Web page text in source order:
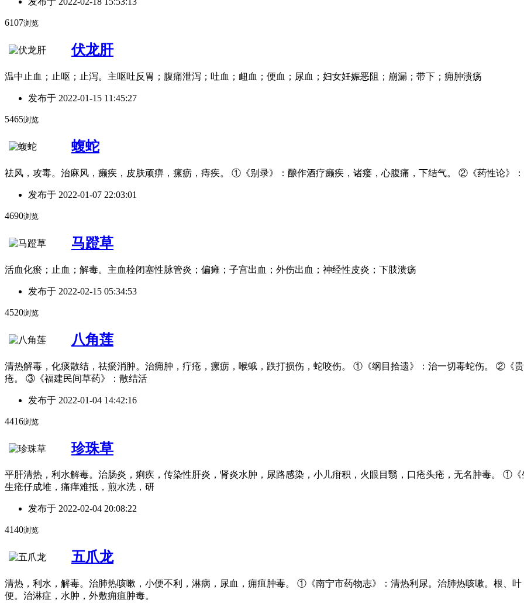
6107浏览
伏龙肝
温中止血；止呕；止泻。主呕吐反胃；腹痛泄泻；吐血；衄血；便血；尿血；妇女妊娠恶阻；崩漏；带下；痈肿溃疡
发布于 2022-01-15 11:45:27
5465浏览
蝮蛇
祛风，攻毒。治麻风，癞疾，皮肤顽痹，瘰疬，痔疾。 ①《别录》：酿作酒疗癞疾，诸瘘，心腹痛，下结气。 ②《药性论》
发布于 2022-01-07 22:03:01
4690浏览
马蹬草
活血化瘀；止血；解毒。主血栓闭塞性脉管炎；偏瘫；子宫出血；外伤出血；神经性皮炎；下肢溃疡
发布于 2022-02-15 05:34:53
4520浏览
八角莲
清热解毒，化痰散结，祛瘀消肿。治痈肿，疔疮，瘰疬，喉蛾，跌打损伤，蛇咬伤。 ①《纲目拾遗》：治一切毒蛇伤。 ②《
疮。 ③《福建民间草药》：散结活
发布于 2022-01-04 14:42:16
4416浏览
珍珠草
平肝清热，利水解毒。治肠炎，痢疾，传染性肝炎，肾炎水肿，尿路感染，小儿疳积，火眼目翳，口疮头疮，无名肿毒。 ①
生疮仔成堆，痛痒难抵，煎水洗，研
发布于 2022-02-04 20:08:22
4140浏览
五爪龙
清热，利水，解毒。治肺热咳嗽，小便不利，淋病，尿血，痈疽肿毒。 ①《南宁市药物志》：清热利尿。治肺热咳嗽。根、
便。治淋症，水肿，外敷痈疽肿毒。